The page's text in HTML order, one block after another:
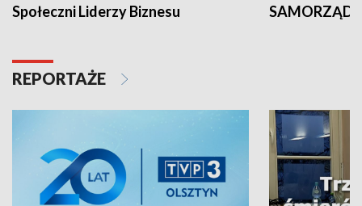
Społeczni Liderzy Biznesu SAMORZĄD
REPORTAŻE